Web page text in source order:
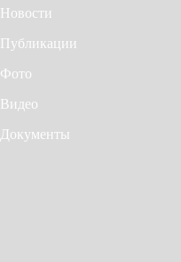
Новости
Публикации
Фото
Видео
Документы